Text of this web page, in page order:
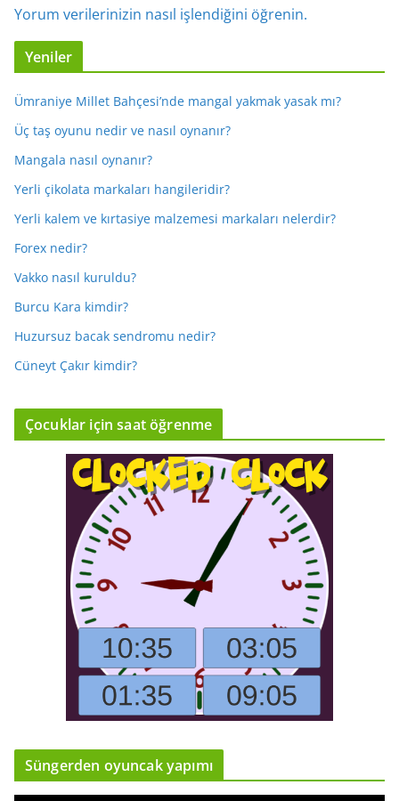
Yorum verilerinizin nasıl işlendiğini öğrenin.
Yeniler
Ümraniye Millet Bahçesi’nde mangal yakmak yasak mı?
Üç taş oyunu nedir ve nasıl oynanır?
Mangala nasıl oynanır?
Yerli çikolata markaları hangileridir?
Yerli kalem ve kırtasiye malzemesi markaları nelerdir?
Forex nedir?
Vakko nasıl kuruldu?
Burcu Kara kimdir?
Huzursuz bacak sendromu nedir?
Cüneyt Çakır kimdir?
Çocuklar için saat öğrenme
Süngerden oyuncak yapımı